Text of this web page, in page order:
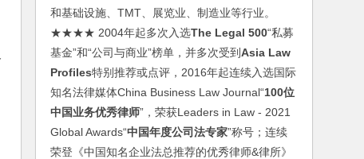
和基础设施、TMT、展览业、制造业等行业。
★★★★ 2004年起多次入选The Legal 500“私募
基金”和“公司与商业”榜单，并多次受到Asia Law
Profiles特别推荐或点评，2016年起连续入选国际
知名法律媒体China Business Law Journal“100位
中国业务优秀律师”，荣获Leaders in Law - 2021
Global Awards“中国年度公司法专家”称号；连续
荣登《中国知名企业法总推荐的优秀律师&律所》